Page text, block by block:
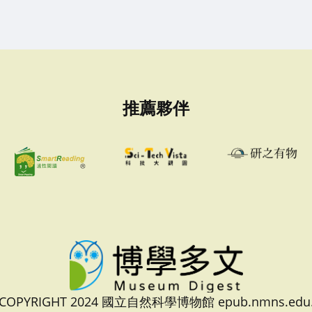
推薦夥伴
2024 國立自然科學博物館